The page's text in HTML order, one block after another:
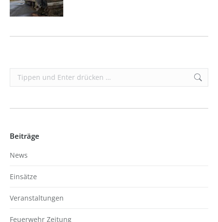
Search:
Beiträge
News
Einsätze
Veranstaltungen
Feuerwehr Zeitung